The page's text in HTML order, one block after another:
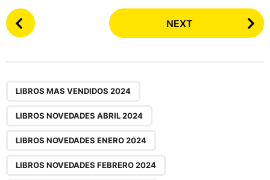
P
o
NEXT
LIBROS MAS VENDIDOS 2024
LIBROS NOVEDADES ABRIL 2024
LIBROS NOVEDADES ENERO 2024
LIBROS NOVEDADES FEBRERO 2024